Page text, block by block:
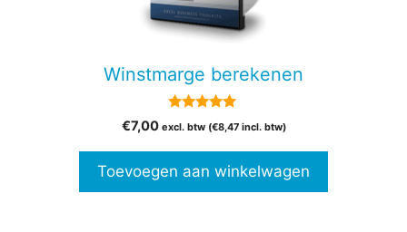
Winstmarge berekenen
van 5
€7,00 excl. btw (€8,47incl. btw)
Toevoegen aan winkelwagen